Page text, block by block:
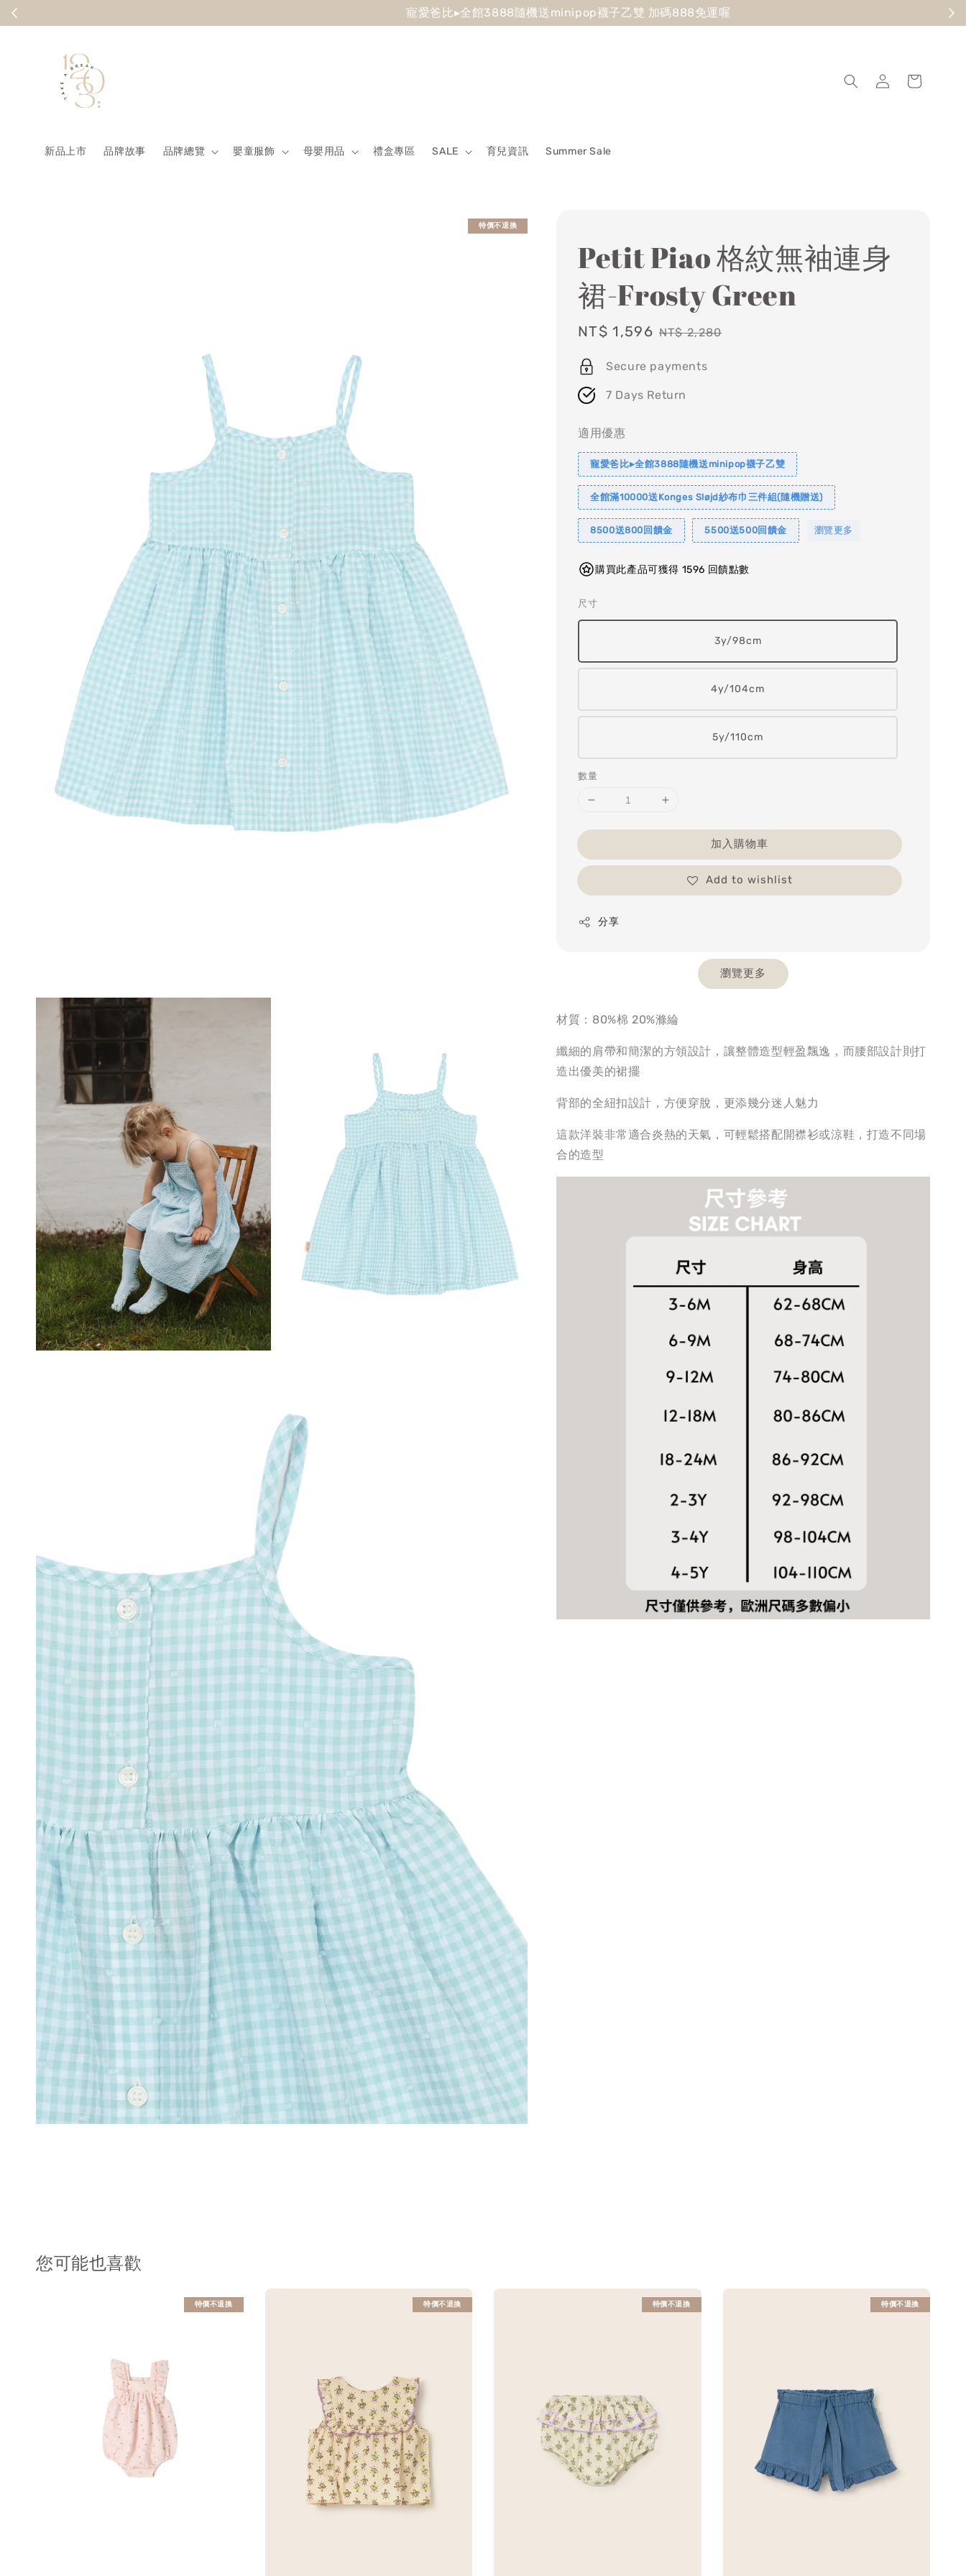
Summer Sale最低7折起 滿5500送500回饋金 滿8500送800回饋金 現在去逛
新品上市 品牌故事 品牌總覽 嬰童服飾 母嬰用品 禮盒專區 SALE 育兒資訊 Summer Sale
特價不退換
Petit Piao 格紋無袖連身
裙-Frosty Green
Sale
NT$ 1,596 Regular
NT$ 2,280
Secure payments
7 Days Return
適用優惠
寵愛爸比▸全館3888隨機送minipop襪子乙雙
全館滿10000送Konges Sløjd紗布巾三件組(隨機贈送)
8500送800回饋金 5500送500回饋金 瀏覽更多
購買此產品可獲得 1596 回饋點數
尺寸
3y/98cm
4y/104cm
5y/110cm
數量
加入購物車
Add to wishlist
分享
瀏覽更多
材質：80%棉 20%滌綸
纖細的肩帶和簡潔的方領設計，讓整體造型輕盈飄逸，而腰部設計則打
造出優美的裙擺
背部的全紐扣設計，方便穿脫，更添幾分迷人魅力
這款洋裝非常適合炎熱的天氣，可輕鬆搭配開襟衫或涼鞋，打造不同場
合的造型
您可能也喜歡
特價不退換 特價不退換 特價不退換 特價不退換